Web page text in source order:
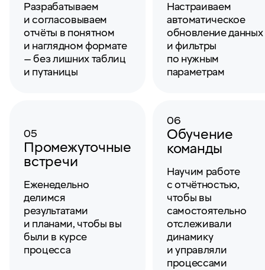
Разрабатываем
и согласовываем
отчёты в понятном
и наглядном формате
— без лишних таблиц
и путаницы
Настраиваем
автоматическое
обновление данных
и фильтры
по нужным
параметрам
05
Промежуточные
встречи
Еженедельно
делимся
результатами
и планами, чтобы вы
были в курсе
процесса
06
Обучение
команды
Научим работе
с отчётностью,
чтобы вы
самостоятельно
отслеживали
динамику
и управляли
процессами